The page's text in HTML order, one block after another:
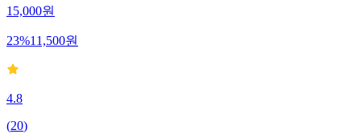
15,000원
23%11,500원
4.8
(20)